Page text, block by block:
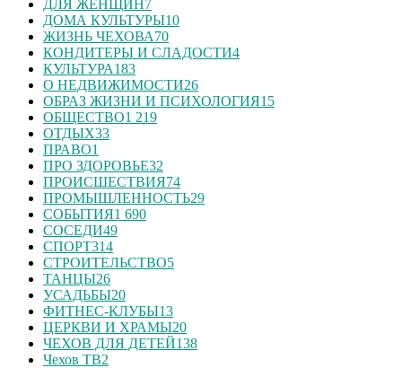
ДЛЯ ЖЕНЩИН7
ДОМА КУЛЬТУРЫ10
ЖИЗНЬ ЧЕХОВА70
КОНДИТЕРЫ И СЛАДОСТИ4
КУЛЬТУРА183
О НЕДВИЖИМОСТИ26
ОБРАЗ ЖИЗНИ И ПСИХОЛОГИЯ15
ОБЩЕСТВО1 219
ОТДЫХ33
ПРАВО1
ПРО ЗДОРОВЬЕ32
ПРОИСШЕСТВИЯ74
ПРОМЫШЛЕННОСТЬ29
СОБЫТИЯ1 690
СОСЕДИ49
СПОРТ314
СТРОИТЕЛЬСТВО5
ТАНЦЫ26
УСАДЬБЫ20
ФИТНЕС-КЛУБЫ13
ЦЕРКВИ И ХРАМЫ20
ЧЕХОВ ДЛЯ ДЕТЕЙ138
Чехов ТВ2